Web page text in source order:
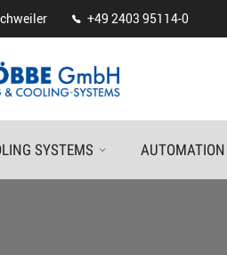
+49 2403 95114-0
SYSTEMS